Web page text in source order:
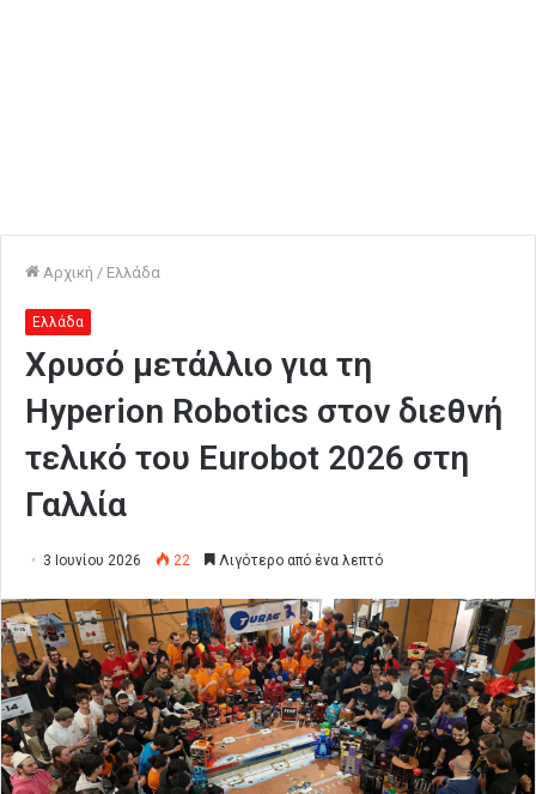
Αρχική / Ελλάδα
Ελλάδα
Χρυσό μετάλλιο για τη
Hyperion Robotics στον διεθνή
τελικό του Eurobot 2026 στη
Γαλλία
3 Ιουνίου 2026 22 Λιγότερο από ένα λεπτό